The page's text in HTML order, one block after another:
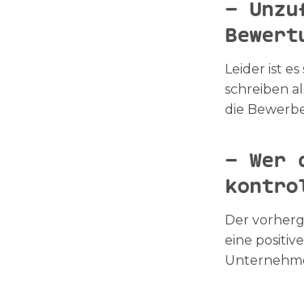
–
Leider ist
schreiben
die
–
Der
eine